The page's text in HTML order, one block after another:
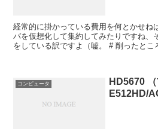
経常的に掛かっている費用を何とかせね
バを仮想化して集約してみたりですね、
をしている訳ですよ（嘘。 # 削ったところでIYHしちゃえばそんなの
コンピュータ
HD5670
E512HD/